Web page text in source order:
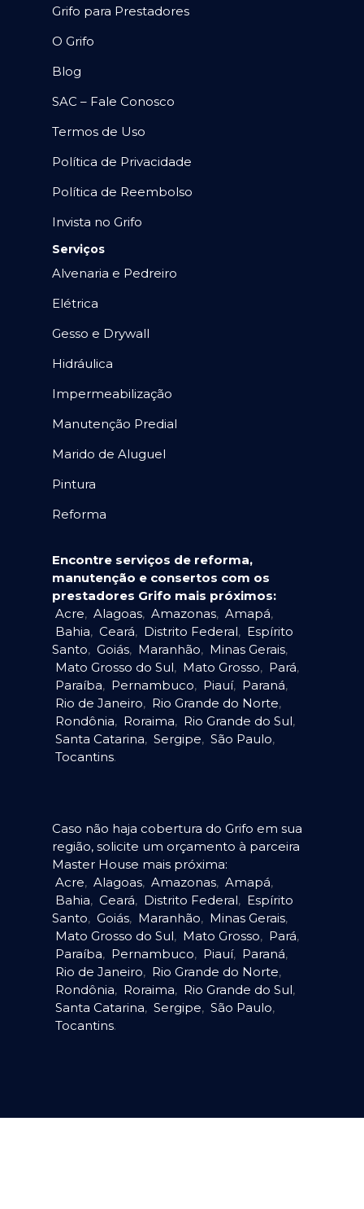
Grifo para Prestadores
O Grifo
Blog
SAC – Fale Conosco
Termos de Uso
Política de Privacidade
Política de Reembolso
Invista no Grifo
Serviços
Alvenaria e Pedreiro
Elétrica
Gesso e Drywall
Hidráulica
Impermeabilização
Manutenção Predial
Marido de Aluguel
Pintura
Reforma
Encontre serviços de reforma,
manutenção e consertos com os
prestadores Grifo mais próximos:
Acre, Alagoas, Amazonas, Amapá,
Bahia, Ceará, Distrito Federal, Espírito
Santo, Goiás, Maranhão, Minas Gerais,
Mato Grosso do Sul, Mato Grosso, Pará,
Paraíba, Pernambuco, Piauí, Paraná,
Rio de Janeiro, Rio Grande do Norte,
Rondônia, Roraima, Rio Grande do Sul,
Santa Catarina, Sergipe, São Paulo,
Tocantins.
Caso não haja cobertura do Grifo em sua
região, solicite um orçamento à parceira
Master House mais próxima:
Acre, Alagoas, Amazonas, Amapá,
Bahia, Ceará, Distrito Federal, Espírito
Santo, Goiás, Maranhão, Minas Gerais,
Mato Grosso do Sul, Mato Grosso, Pará,
Paraíba, Pernambuco, Piauí, Paraná,
Rio de Janeiro, Rio Grande do Norte,
Rondônia, Roraima, Rio Grande do Sul,
Santa Catarina, Sergipe, São Paulo,
Tocantins.